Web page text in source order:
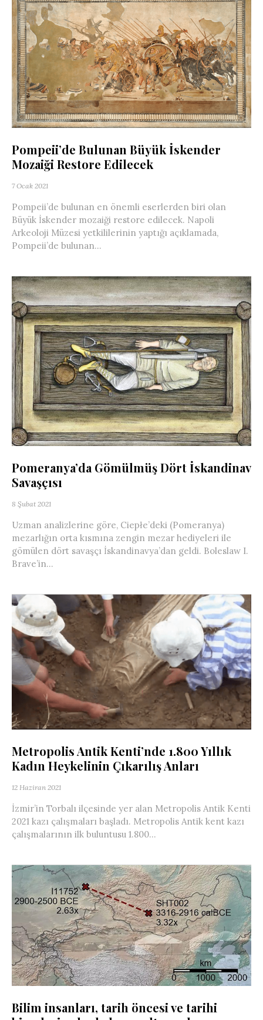
Pompeii’de Bulunan Büyük İskender
Mozaiği Restore Edilecek
7 Ocak 2021
Pompeii’de bulunan en önemli eserlerden biri olan
Büyük İskender mozaiği restore edilecek. Napoli
Arkeoloji Müzesi yetkililerinin yaptığı açıklamada,
Pompeii’de bulunan...
Pomeranya’da Gömülmüş Dört İskandinav
Savaşçısı
8 Şubat 2021
Uzman analizlerine göre, Ciepłe’deki (Pomeranya)
mezarlığın orta kısmına zengin mezar hediyeleri ile
gömülen dört savaşçı İskandinavya’dan geldi. Boleslaw I.
Brave’in...
Metropolis Antik Kenti’nde 1.800 Yıllık
Kadın Heykelinin Çıkarılış Anları
12 Haziran 2021
İzmir’in Torbalı ilçesinde yer alan Metropolis Antik Kenti
2021 kazı çalışmaları başladı. Metropolis Antik kent kazı
çalışmalarının ilk buluntusu 1.800...
Bilim insanları, tarih öncesi ve tarihi